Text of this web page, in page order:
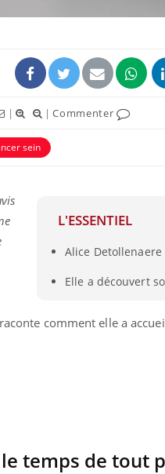
| |Commenter
sein
L'ESSENTIEL
Alice
Elle a découvert
comment elle a
le temps de tout
irritabilité, brouillard mental
alopécie… Les symptômes de la
en fer sont multiples ce qui